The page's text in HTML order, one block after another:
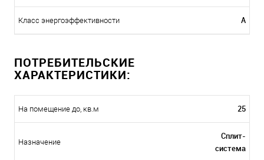
Класс энергоэффективности A
ПОТРЕБИТЕЛЬСКИЕ
ХАРАКТЕРИСТИКИ:
На помещение до, кв.м 25
Назначение
Сплит-
система